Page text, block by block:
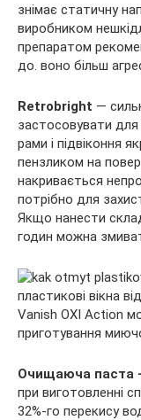
знімає статичну
виробником
препаратом
до. воно більш
Retrobright —
застосовувати
рами і підвіконня
пензликом на
накривається
потрібно для
Якщо нанести
годин можна
Vanish OXI Action
приготування
Очищаюча паста
при виготовленні
32%-го перекису